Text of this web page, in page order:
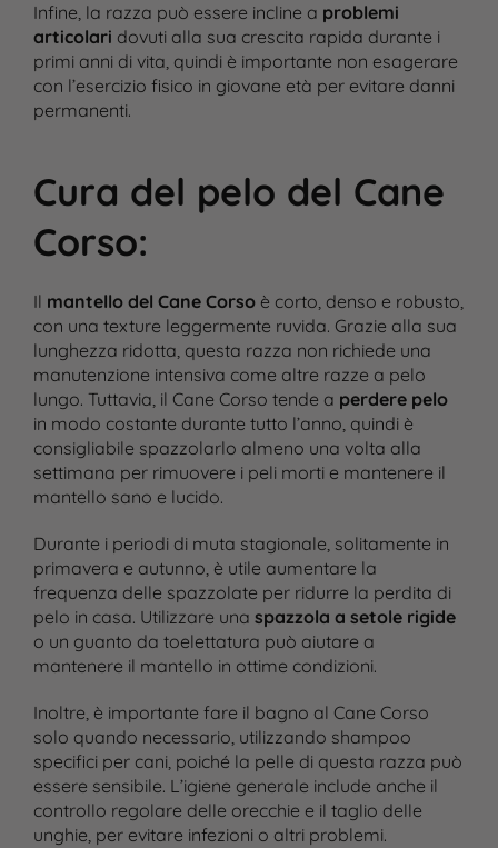
Infine, la razza può essere incline a problemi
articolari dovuti alla sua crescita rapida durante i
primi anni di vita, quindi è importante non esagerare
con l’esercizio fisico in giovane età per evitare danni
permanenti.
Cura del pelo del Cane
Corso:
Il mantello del Cane Corsoè corto, denso e robusto,
con una texture leggermente ruvida. Grazie alla sua
lunghezza ridotta, questa razza non richiede una
manutenzione intensiva come altre razze a pelo
lungo. Tuttavia, il Cane Corso tende a perdere pelo
in modo costante durante tutto l’anno, quindi è
consigliabile spazzolarlo almeno una volta alla
settimana per rimuovere i peli morti e mantenere il
mantello sano e lucido.
Durante i periodi di muta stagionale, solitamente in
primavera e autunno, è utile aumentare la
frequenza delle spazzolate per ridurre la perdita di
pelo in casa. Utilizzare una spazzola a setole rigide
o un guanto da toelettatura può aiutare a
mantenere il mantello in ottime condizioni.
Inoltre, è importante fare il bagno al Cane Corso
solo quando necessario, utilizzando shampoo
specifici per cani, poiché la pelle di questa razza può
essere sensibile. L’igiene generale include anche il
controllo regolare delle orecchie e il taglio delle
unghie, per evitare infezioni o altri problemi.